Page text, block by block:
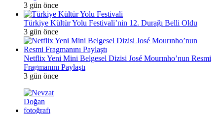
3 gün önce
Türkiye Kültür Yolu Festivali’nin 12. Durağı Belli Oldu
3 gün önce
Netflix Yeni Mini Belgesel Dizisi José Mourınho’nun Resmi
Fragmanını Paylaştı
3 gün önce